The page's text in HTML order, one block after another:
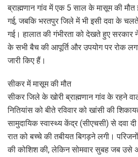
ब्राह्मणान गांव में एक 5 साल के मासूम की
गई, जबकि भरतपुर जिले में भी इसी दवा के
गई। हालात की गंभीरता को देखते हुए सरकार
के सभी बैच की आपूर्ति और उपयोग पर रोक
जारी किए हैं।
सीकर में मासूम की मौत
सीकर जिले के खोरी ब्राह्मणान गांव के रहने
नितियांस को बीते रविवार को खांसी की
सामुदायिक स्वास्थ्य केंद्र (सीएचसी) से दवा
रात को बच्चे की तबीयत बिगड़ने लगी।
की कोशिश की, लेकिन सोमवार सुबह जब उसे